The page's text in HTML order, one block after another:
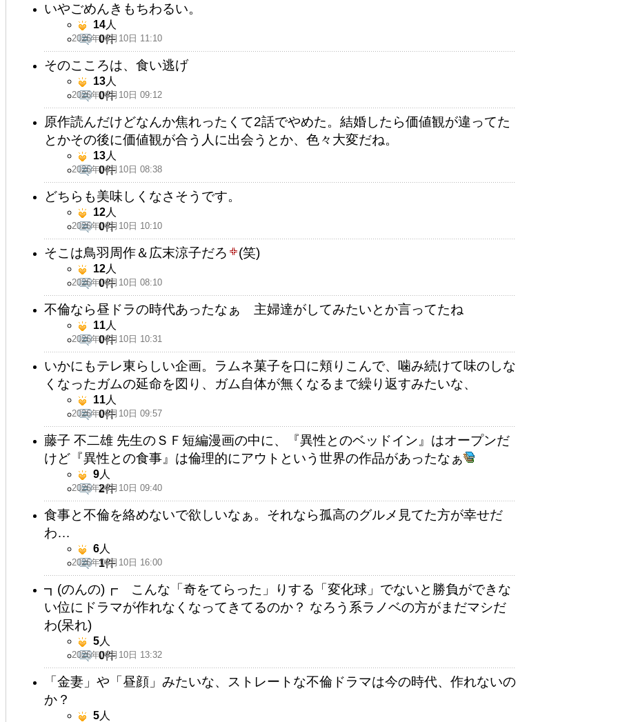
いやごめんきもちわるい。
2026年06月10日 11:10
14人
0件
そのこころは、食い逃げ
2026年06月10日 09:12
13人
0件
原作読んだけどなんか焦れったくて2話でやめた。結婚したら価値観が違ってた
とかその後に価値観が合う人に出会うとか、色々大変だね。
2026年06月10日 08:38
13人
0件
どちらも美味しくなさそうです。
2026年06月10日 10:10
12人
0件
そこは鳥羽周作＆広末涼子だろ (笑)
2026年06月10日 08:10
12人
0件
不倫なら昼ドラの時代あったなぁ 主婦達がしてみたいとか言ってたね
2026年06月10日 10:31
11人
0件
いかにもテレ東らしい企画。ラムネ菓子を口に頬りこんで、噛み続けて味のしな
くなったガムの延命を図り、ガム自体が無くなるまで繰り返すみたいな、
2026年06月10日 09:57
11人
0件
藤子 不二雄 先生のＳＦ短編漫画の中に、『異性とのベッドイン』はオープンだ
けど『異性との食事』は倫理的にアウトという世界の作品があったなぁ
2026年06月10日 09:40
9人
2件
食事と不倫を絡めないで欲しいなぁ。それなら孤高のグルメ見てた方が幸せだ
わ…
2026年06月10日 16:00
6人
1件
┓(のんの)┏ こんな「奇をてらった」りする「変化球」でないと勝負ができな
い位にドラマが作れなくなってきてるのか？ なろう系ラノベの方がまだマシだ
わ(呆れ)
2026年06月10日 13:32
5人
0件
「金妻」や「昼顔」みたいな、ストレートな不倫ドラマは今の時代、作れないの
か？
5人